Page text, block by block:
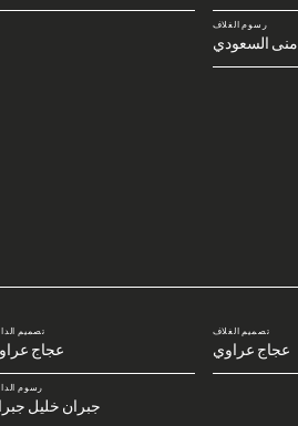
رسوم الغلاف
منى السعودي
تصميم الغلاف
عجاج عراوي
تصميم
عجاج
رسوم
جبران خليل